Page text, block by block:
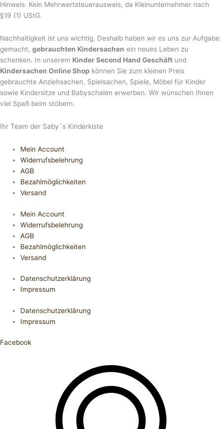
Hinweis: Kein Mehrwertsteuerausweis, da Kleinunternehmer nach
§19 (1) UStG.
Nachhaltigkeit ist uns wichtig. Deshalb haben wir es uns zur Aufgabe
gemacht, gebrauchten Kindersachen ein neues Leben zu
schenken. In unserem Kinder Second Hand Geschäft und
Kindersachen Online Shop können Sie zum kleinen Preis
gebrauchte Anziehsachen, Spiel­sachen, Spiele, Möbel für Kinder
sowie Kindersitze und Babyschalen erwerben. Wir wünschen Ihnen
viel Spaß beim stöbern.
Ihr Team der Saby´s Kinderkiste
Mein Account
Widerrufsbelehrung
AGB
Bezahlmöglichkeiten
Versand
Mein Account
Widerrufsbelehrung
AGB
Bezahlmöglichkeiten
Versand
Datenschutzerklärung
Impressum
Datenschutzerklärung
Impressum
Facebook